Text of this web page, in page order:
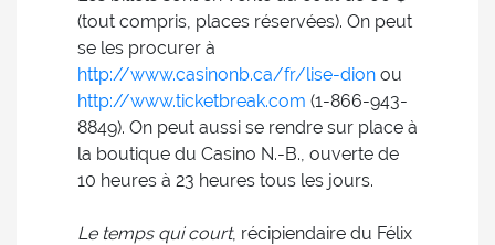
(tout compris, places réservées). On peut
se les procurer à
http://www.casinonb.ca/fr/lise-dion ou
http://www.ticketbreak.com (1-866-943-
8849). On peut aussi se rendre sur place à
la boutique du Casino N.-B., ouverte de
10 heures à 23 heures tous les jours.
Le temps qui court, récipiendaire du Félix